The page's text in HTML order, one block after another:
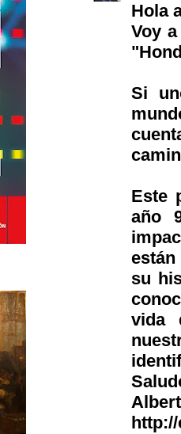
Hola
Voy
Si
Este
año
su
vida